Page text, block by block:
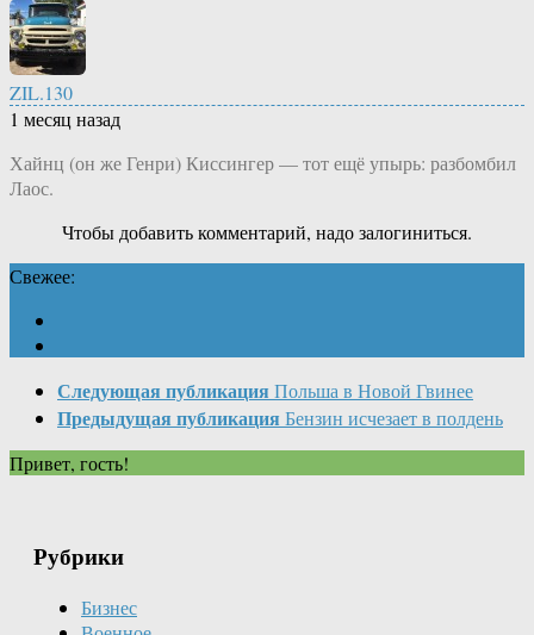
ZIL.130
1 месяц назад
Хайнц (он же Генри) Киссингер — тот ещё упырь: разбомбил
Лаос.
Чтобы добавить комментарий, надо залогиниться.
Свежее:
Следующая публикация Польша в Новой Гвинее
Предыдущая публикация Бензин исчезает в полдень
Привет, гость!
Рубрики
Бизнес